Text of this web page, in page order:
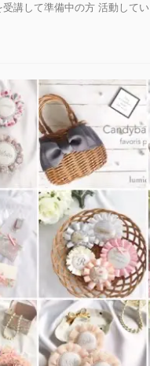
講して準備中の方 活動して